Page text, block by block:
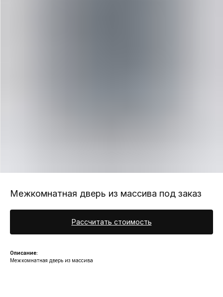
Межкомнатная дверь из массива под заказ
Рассчитать стоимость
Описание:
Межкомнатная дверь из массива